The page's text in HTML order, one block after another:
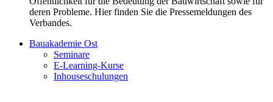
deren Probleme. Hier finden Sie die Pressemeldungen des
Verbandes.
Bauakademie Ost
Seminare
E-Learning-Kurse
Inhouseschulungen